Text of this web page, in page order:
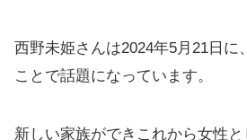
西野未姫さんは2024年5月21日に
ことで話題になっています。
新しい家族ができこれから女性